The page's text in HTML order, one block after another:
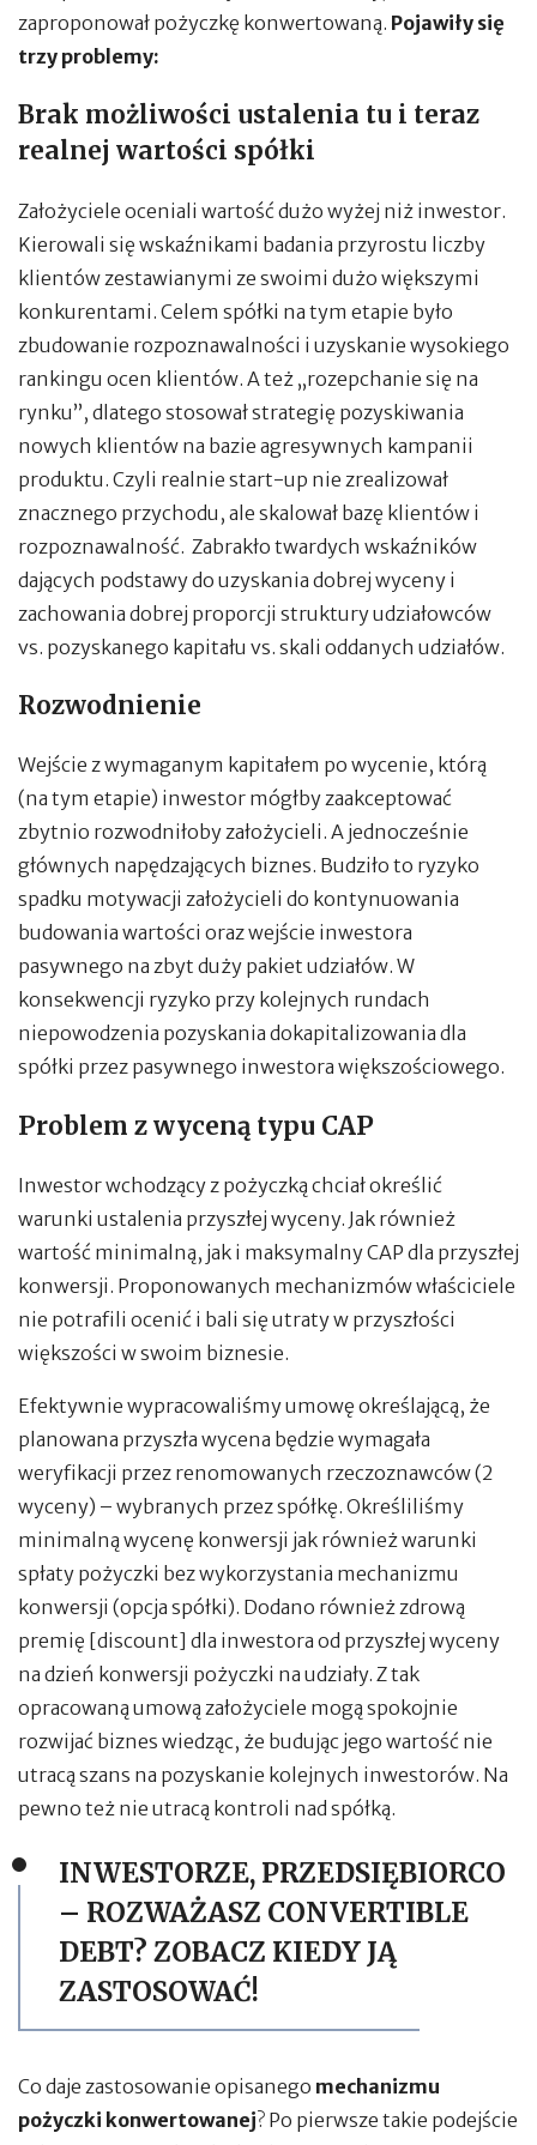
zaproponował pożyczkę konwertowaną. Pojawiły się
trzy problemy:
Brak możliwości ustalenia tu i teraz
realnej wartości spółki
Założyciele oceniali wartość dużo wyżej niż inwestor.
Kierowali się wskaźnikami badania przyrostu liczby
klientów zestawianymi ze swoimi dużo większymi
konkurentami. Celem spółki na tym etapie było
zbudowanie rozpoznawalności i uzyskanie wysokiego
rankingu ocen klientów. A też „rozepchanie się na
rynku”, dlatego stosował strategię pozyskiwania
nowych klientów na bazie agresywnych kampanii
produktu. Czyli realnie start-up nie zrealizował
znacznego przychodu, ale skalował bazę klientów i
rozpoznawalność. Zabrakło twardych wskaźników
dających podstawy do uzyskania dobrej wyceny i
zachowania dobrej proporcji struktury udziałowców
vs. pozyskanego kapitału vs. skali oddanych udziałów.
Rozwodnienie
Wejście z wymaganym kapitałem po wycenie, którą
(na tym etapie) inwestor mógłby zaakceptować
zbytnio rozwodniłoby założycieli. A jednocześnie
głównych napędzających biznes. Budziło to ryzyko
spadku motywacji założycieli do kontynuowania
budowania wartości oraz wejście inwestora
pasywnego na zbyt duży pakiet udziałów. W
konsekwencji ryzyko przy kolejnych rundach
niepowodzenia pozyskania dokapitalizowania dla
spółki przez pasywnego inwestora większościowego.
Problem z wyceną typu CAP
Inwestor wchodzący z pożyczką chciał określić
warunki ustalenia przyszłej wyceny. Jak również
wartość minimalną, jak i maksymalny CAP dla przyszłej
konwersji. Proponowanych mechanizmów właściciele
nie potrafili ocenić i bali się utraty w przyszłości
większości w swoim biznesie.
Efektywnie wypracowaliśmy umowę określającą, że
planowana przyszła wycena będzie wymagała
weryfikacji przez renomowanych rzeczoznawców (2
wyceny) – wybranych przez spółkę. Określiliśmy
minimalną wycenę konwersji jak również warunki
spłaty pożyczki bez wykorzystania mechanizmu
konwersji (opcja spółki). Dodano również zdrową
premię [discount] dla inwestora od przyszłej wyceny
na dzień konwersji pożyczki na udziały. Z tak
opracowaną umową założyciele mogą spokojnie
rozwijać biznes wiedząc, że budując jego wartość nie
utracą szans na pozyskanie kolejnych inwestorów. Na
pewno też nie utracą kontroli nad spółką.
INWESTORZE, PRZEDSIĘBIORCO
– ROZWAŻASZ CONVERTIBLE
DEBT? ZOBACZ KIEDY JĄ
ZASTOSOWAĆ!
Co daje zastosowanie opisanego mechanizmu
pożyczki konwertowanej? Po pierwsze takie podejście